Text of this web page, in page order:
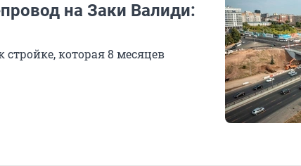
на Заки Валиди:
которая 8 месяцев